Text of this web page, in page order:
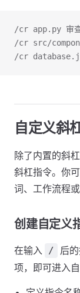
/cr app.py 审
/cr src/
/cr database.js
自定义斜
除了内置的斜
斜杠指令。你
词、工作流程
创建自定义
在输入 /
后
项，即可进入